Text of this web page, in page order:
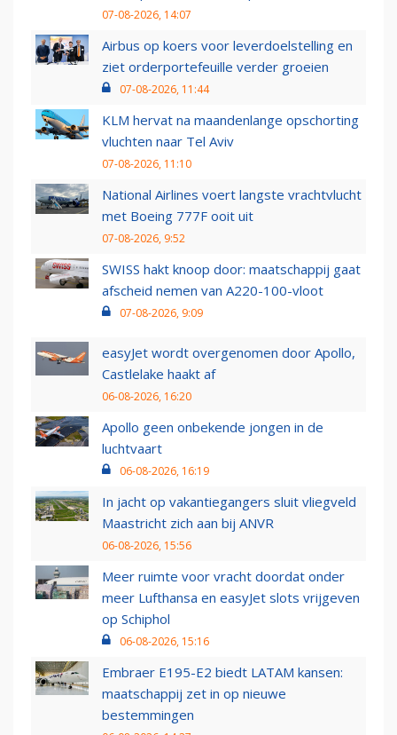
07-08-2026, 14:07
Airbus op koers voor leverdoelstelling en
ziet orderportefeuille verder groeien
07-08-2026, 11:44
KLM hervat na maandenlange opschorting
vluchten naar Tel Aviv
07-08-2026, 11:10
National Airlines voert langste vrachtvlucht
met Boeing 777F ooit uit
07-08-2026, 9:52
SWISS hakt knoop door: maatschappij gaat
afscheid nemen van A220-100-vloot
07-08-2026, 9:09
easyJet wordt overgenomen door Apollo,
Castlelake haakt af
06-08-2026, 16:20
Apollo geen onbekende jongen in de
luchtvaart
06-08-2026, 16:19
In jacht op vakantiegangers sluit vliegveld
Maastricht zich aan bij ANVR
06-08-2026, 15:56
Meer ruimte voor vracht doordat onder
meer Lufthansa en easyJet slots vrijgeven
op Schiphol
06-08-2026, 15:16
Embraer E195-E2 biedt LATAM kansen:
maatschappij zet in op nieuwe
bestemmingen